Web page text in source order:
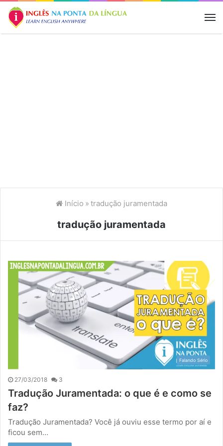
Início » tradução juramentada
tradução juramentada
Falando Sério
27/03/2018 3
Tradução Juramentada: o que é e como se
faz?
Tradução Juramentada? Você já ouviu esse termo por aí e
ficou sem…